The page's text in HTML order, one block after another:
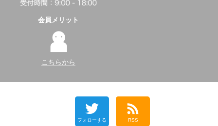
会員メリット
こちらから
フォローする RSS